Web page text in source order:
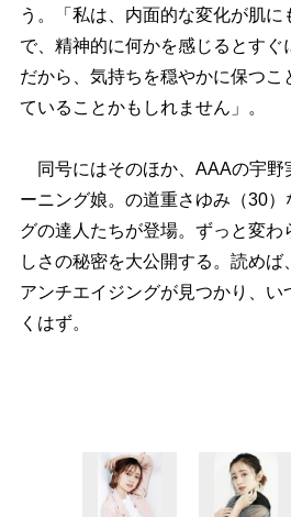
う。「私は、内面的な変化が肌に
で、精神的に何かを感じるとすぐ
だから、気持ちを穏やかに保つこ
ていることかもしれません」。
同号にはそのほか、AAAの宇野
ーニング娘。の道重さゆみ（30
グの達人たちが登場。ずっと変わ
しさの秘密を大公開する。読めば
アンチエイジングが見つかり、い
くはず。